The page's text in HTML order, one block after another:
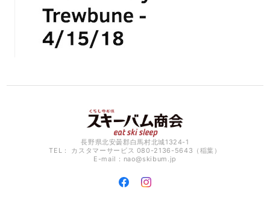
長野県北安曇郡白馬村北城1324-1
TEL： カスタマーサービス 080-2136-5643（稲葉）
E-mail： nao@skibum.jp